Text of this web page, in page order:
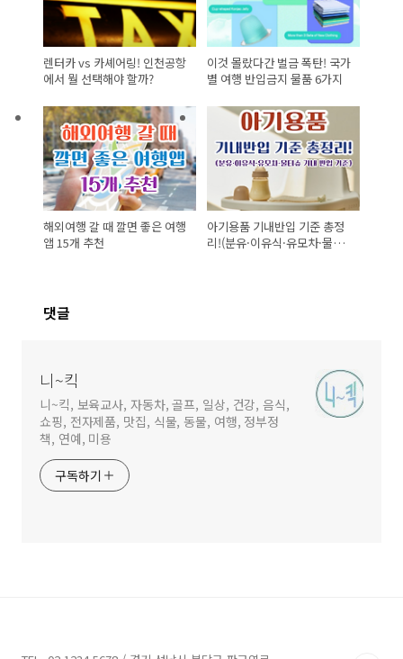
렌터카 vs 카셰어링! 인천공항
에서 뭘 선택해야 할까?
이것 몰랐다간 벌금 폭탄! 국가
별 여행 반입금지 물품 6가지
해외여행 갈 때 깔면 좋은 여행
앱 15개 추천
아기용품 기내반입 기준 총정
리!(분유·이유식·유모차·물티
댓글
니~킥
니~킥, 보육교사, 자동차, 골프, 일상, 건강, 음식,
쇼핑, 전자제품, 맛집, 식물, 동물, 여행, 정부정
책, 연예, 미용
구독하기